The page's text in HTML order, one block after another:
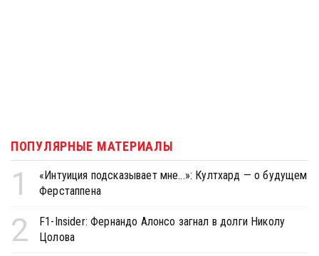
ПОПУЛЯРНЫЕ МАТЕРИАЛЫ
1
«Интуиция подсказывает мне...»: Култхард — о будущем
Ферстаппена
2
F1-Insider: Фернандо Алонсо загнал в долги Николу
Цолова